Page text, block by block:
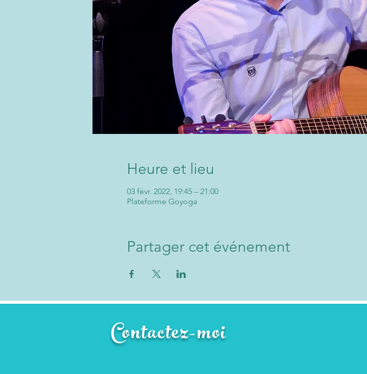
Heure et lieu
03 févr. 2022, 19:45 – 21:00
Plateforme Goyoga
Partager cet événement
Contactez-moi